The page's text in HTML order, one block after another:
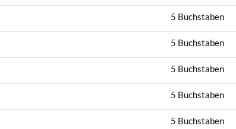
5 Buchstaben
5 Buchstaben
5 Buchstaben
5 Buchstaben
5 Buchstaben